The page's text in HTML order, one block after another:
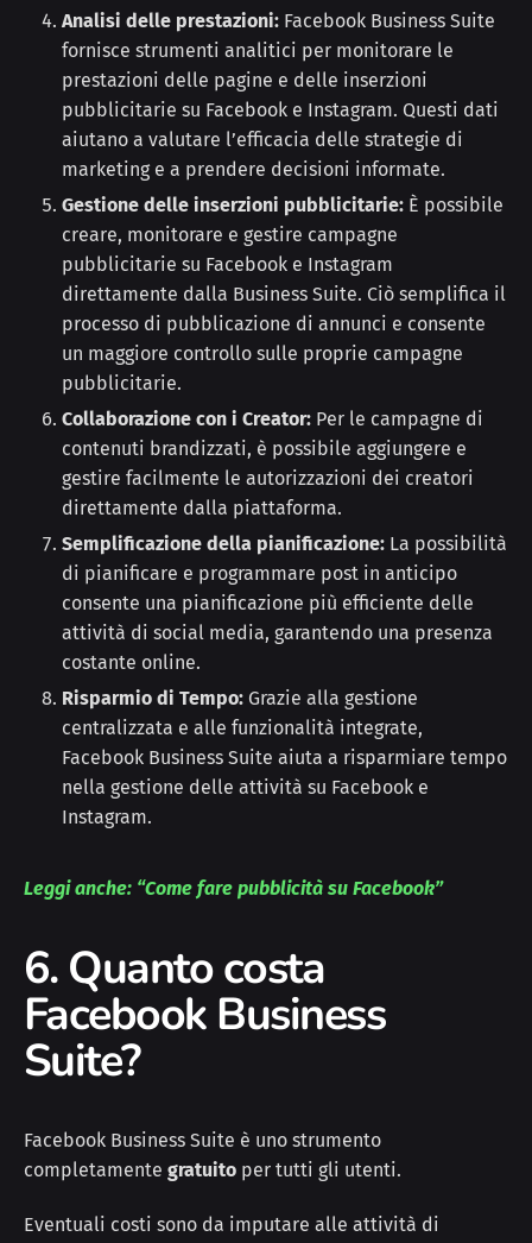
Analisi delle prestazioni: Facebook Business Suite
fornisce strumenti analitici per monitorare le
prestazioni delle pagine e delle inserzioni
pubblicitarie su Facebook e Instagram. Questi dati
aiutano a valutare l’efficacia delle strategie di
marketing e a prendere decisioni informate.
Gestione delle inserzioni pubblicitarie: È possibile
creare, monitorare e gestire campagne
pubblicitarie su Facebook e Instagram
direttamente dalla Business Suite. Ciò semplifica il
processo di pubblicazione di annunci e consente
un maggiore controllo sulle proprie campagne
pubblicitarie.
Collaborazione con i Creator: Per le campagne di
contenuti brandizzati, è possibile aggiungere e
gestire facilmente le autorizzazioni dei creatori
direttamente dalla piattaforma.
Semplificazione della pianificazione: La possibilità
di pianificare e programmare post in anticipo
consente una pianificazione più efficiente delle
attività di social media, garantendo una presenza
costante online.
Risparmio di Tempo: Grazie alla gestione
centralizzata e alle funzionalità integrate,
Facebook Business Suite aiuta a risparmiare tempo
nella gestione delle attività su Facebook e
Instagram.
Leggi anche: “Come fare pubblicità su Facebook”
6. Quanto costa
Facebook Business
Suite?
Facebook Business Suite è uno strumento
completamente gratuito per tutti gli utenti.
Eventuali costi sono da imputare alle attività di